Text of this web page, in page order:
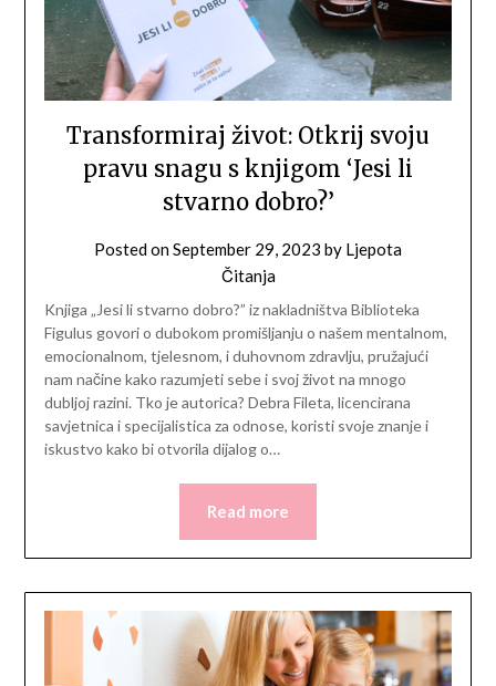
Transformiraj život: Otkrij svoju
pravu snagu s knjigom ‘Jesi li
stvarno dobro?’
Posted onSeptember 29, 2023 by Ljepota
Čitanja
Knjiga „Jesi li stvarno dobro?” iz nakladništva Biblioteka
Figulus govori o dubokom promišljanju o našem mentalnom,
emocionalnom, tjelesnom, i duhovnom zdravlju, pružajući
nam načine kako razumjeti sebe i svoj život na mnogo
dubljoj razini. Tko je autorica? Debra Fileta, licencirana
savjetnica i specijalistica za odnose, koristi svoje znanje i
iskustvo kako bi otvorila dijalog o…
Read more